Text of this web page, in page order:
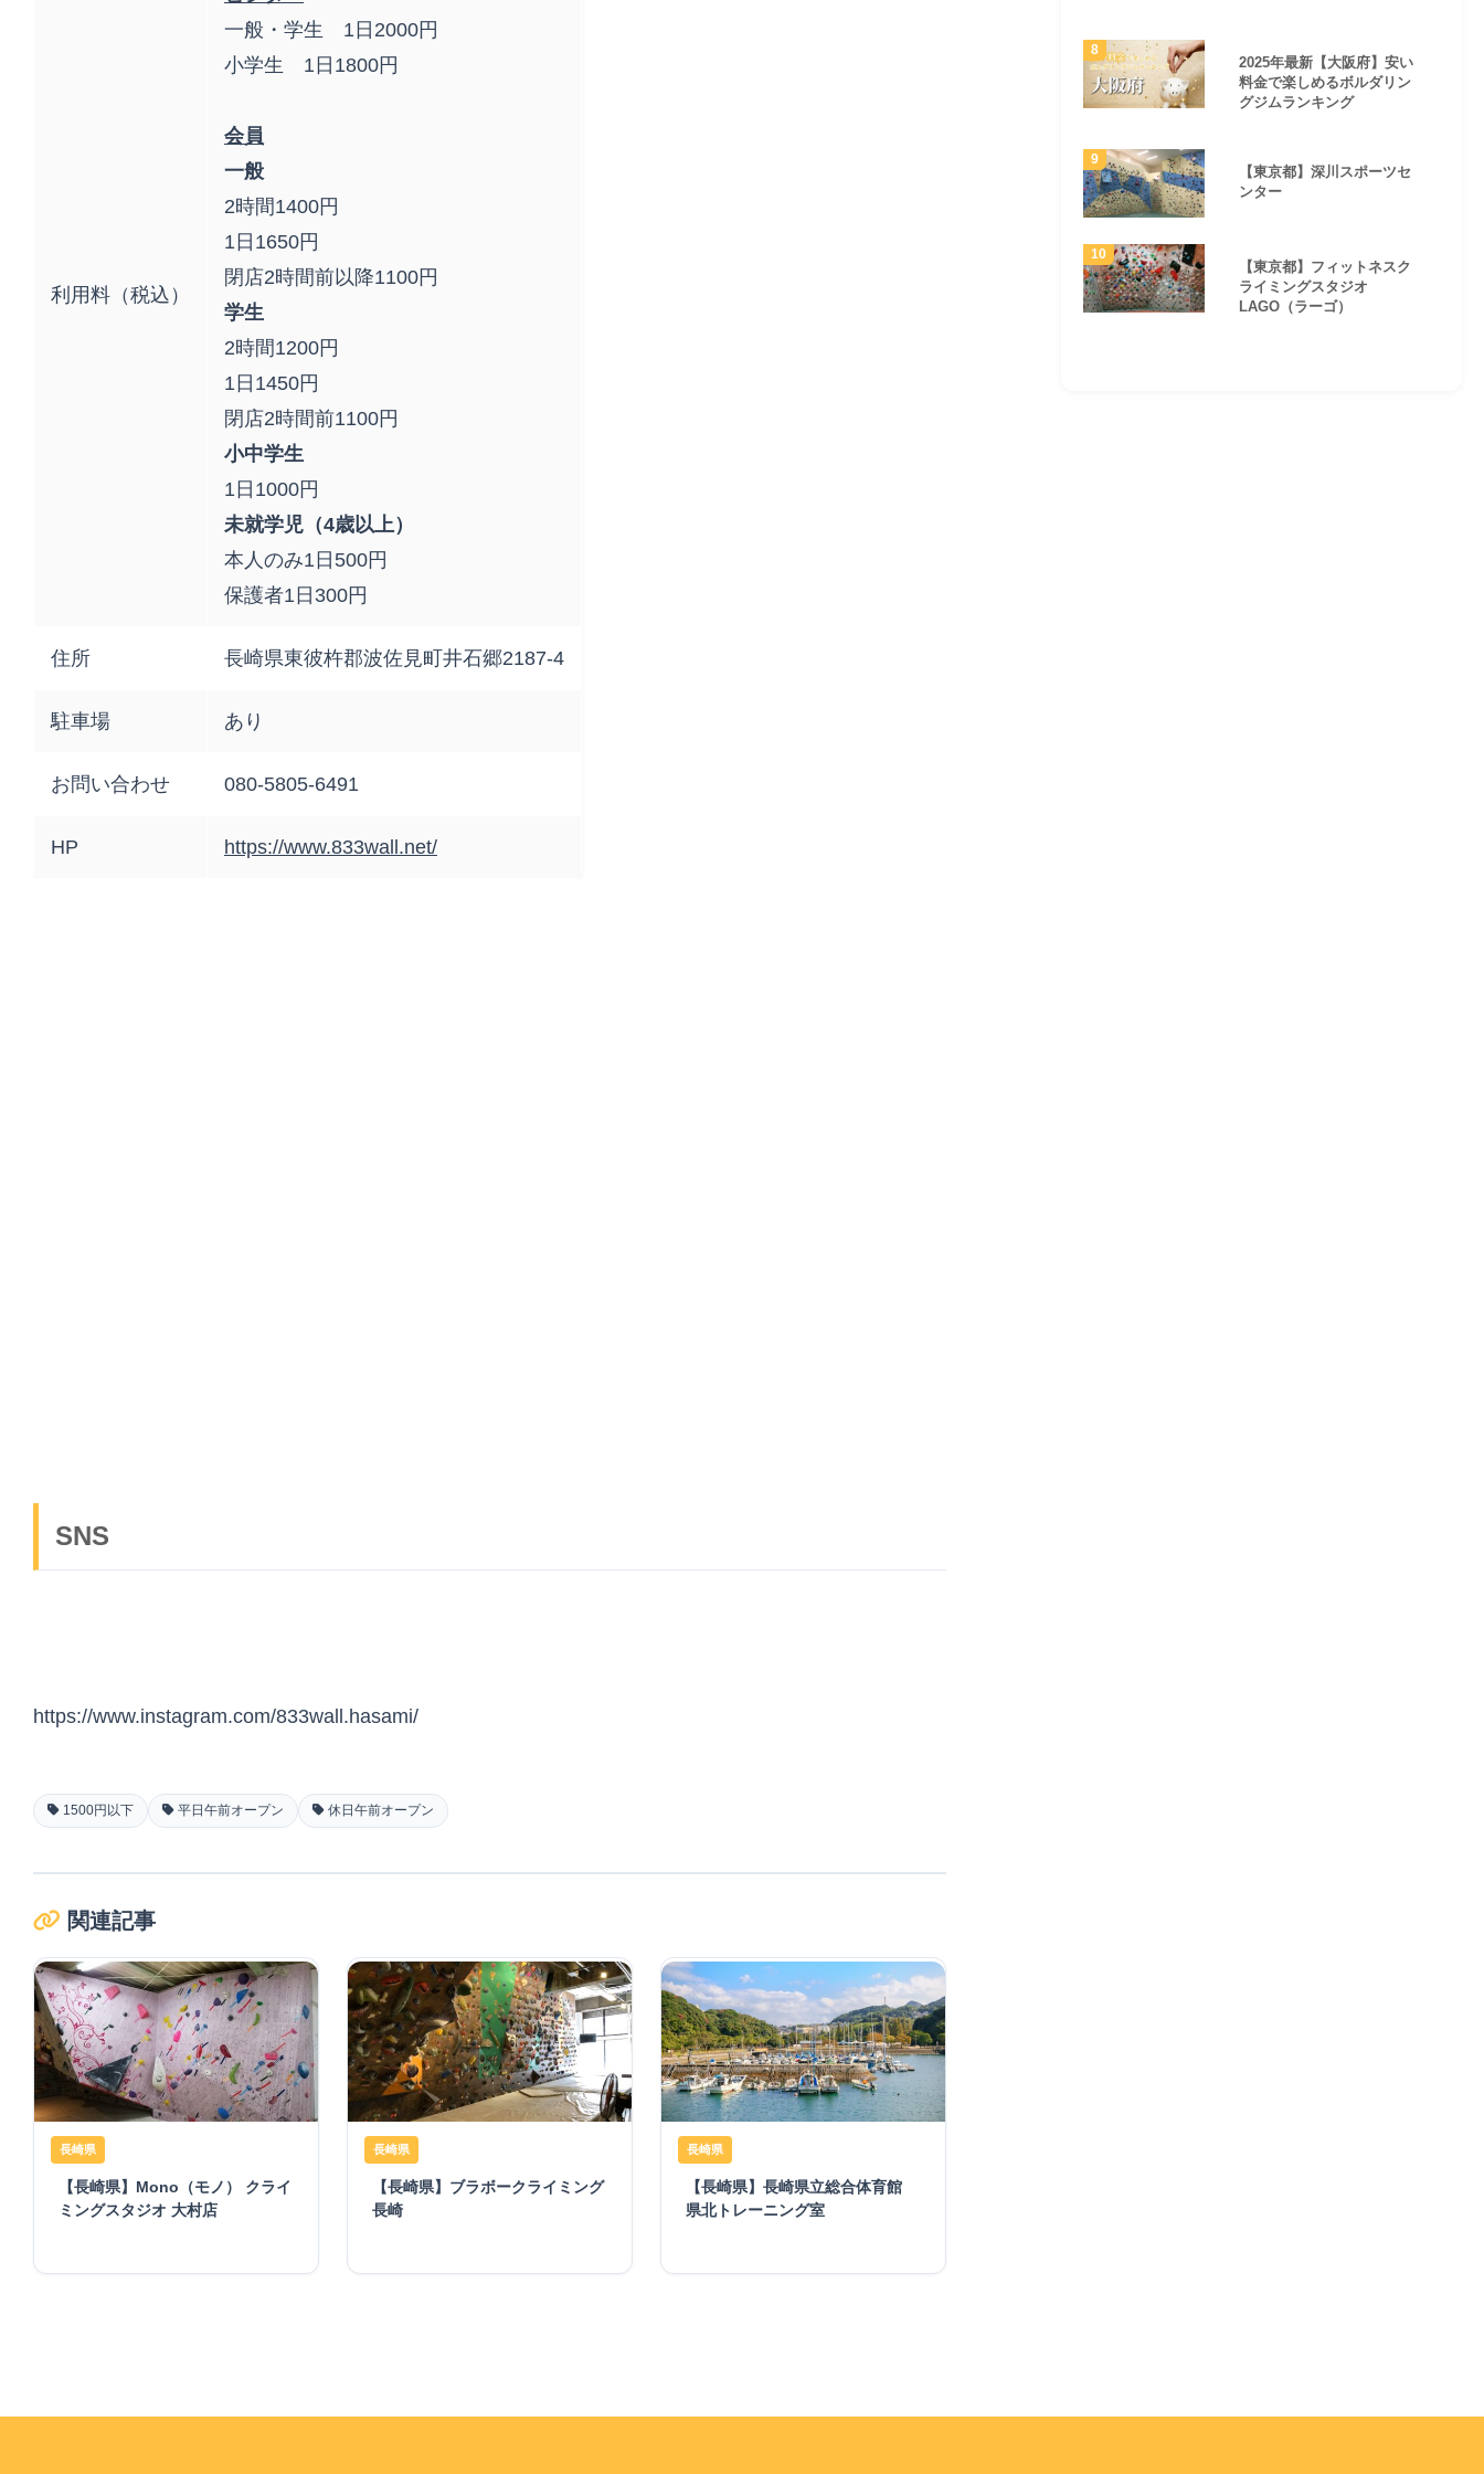
利用料（税込）
一般・学生 1日2000円
小学生 1日1800円
会員
一般
2時間1400円
1日1650円
閉店2時間前以降1100円
学生
2時間1200円
1日1450円
閉店2時間前1100円
小中学生
1日1000円
未就学児（4歳以上）
本人のみ1日500円
保護者1日300円
住所 長崎県東彼杵郡波佐見町井石郷2187-4
駐車場 あり
お問い合わせ 080-5805-6491
HP https://www.833wall.net/
SNS
https://www.instagram.com/833wall.hasami/
1500円以下 平日午前オープン 休日午前オープン
関連記事
長崎県
【長崎県】Mono（モノ） クライ
ミングスタジオ 大村店
長崎県
【長崎県】ブラボークライミング
長崎
長崎県
【長崎県】長崎県立総合体育館
県北トレーニング室
2025年最新【大阪府】安い
料金で楽しめるボルダリン
グジムランキング
【東京都】深川スポーツセ
ンター
【東京都】フィットネスク
ライミングスタジオ
LAGO（ラーゴ）